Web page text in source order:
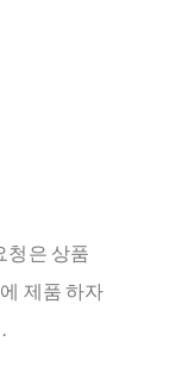
청은 상품
제품 하자